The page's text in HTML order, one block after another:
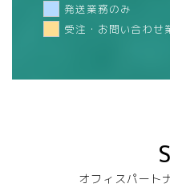
発送業務のみ
受注・お問い合わせ
オフィスパート